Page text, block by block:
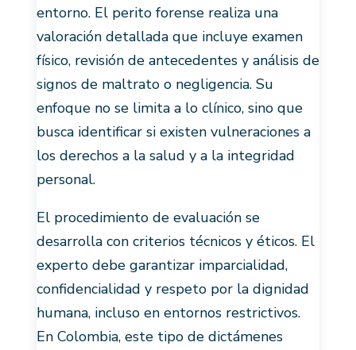
entorno. El perito forense realiza una
valoración detallada que incluye examen
físico, revisión de antecedentes y análisis de
signos de maltrato o negligencia. Su
enfoque no se limita a lo clínico, sino que
busca identificar si existen vulneraciones a
los derechos a la salud y a la integridad
personal.
El procedimiento de evaluación se
desarrolla con criterios técnicos y éticos. El
experto debe garantizar imparcialidad,
confidencialidad y respeto por la dignidad
humana, incluso en entornos restrictivos.
En Colombia, este tipo de dictámenes